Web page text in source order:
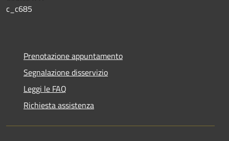
c_c685
Prenotazione appuntamento
Segnalazione disservizio
Leggi le FAQ
Richiesta assistenza